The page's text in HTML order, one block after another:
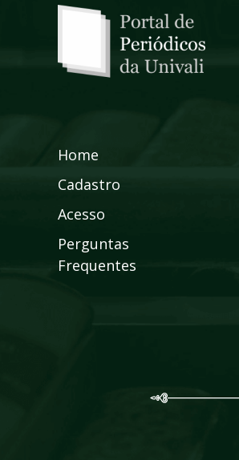
Home
Cadastro
Acesso
Perguntas
Frequentes